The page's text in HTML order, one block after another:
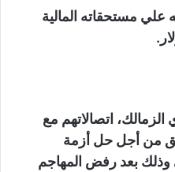
علي مستحقاته المالية
الزمالك، اتصالاتهم مع
من أجل حل أزمة
بعد رفض المهاجم